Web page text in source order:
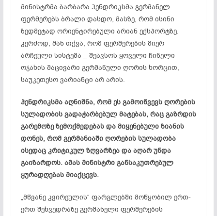
მინისტრმა ბარბარა ჰენდრიკსმა გერმანელ
ფერმერებს ბრალი დასდო, მასზე, რომ ისინი
ზედმეტად ორიენტირებული არიან ექსპორტზე.
კერძოდ, მან თქვა, რომ ფერმერების მიერ
არჩეული სისტემა _ შეავსოს ყოველი ჩინელი
ოჯახის მაცივარი გერმანული ღორის ხორცით,
საუკეთესო ვარიანტი არ არის.
ჰენდრიკსმააღნიშნა, რომ ეს გამოიწვევს ღორების
სულადობის გადაჭარბებულ მატებას, რაც გაზრდის
გარემოზე ზემოქმედებას და მიყენებული ზიანის
დონეს, რომ გერმანიაში ღორების სულადობა
ისედაც კრიტიკულ ზღვარზეა და აღარ უნდა
გაიზარდოს. ამას მინისტრი განსაკუთრებულ
ყურადღებას მიაქცევს.
„მწვანე კვირეულის“ ფარგლებში მოწყობილ ერთ-
ერთ შეხვედრაზე გერმანელი ფერმერების